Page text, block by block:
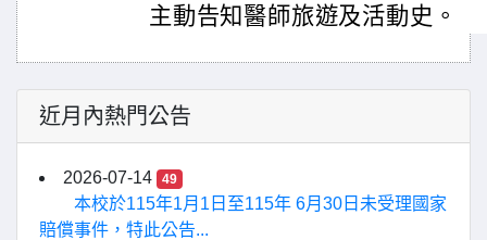
主動告知醫師旅遊及活動史。
近月內熱門公告
2026-07-14 49
本校於115年1月1日至115年 6月30日未受理國家
賠償事件，特此公告...